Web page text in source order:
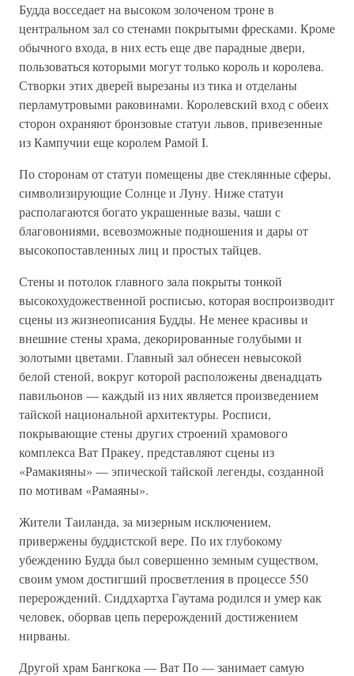
Будда восседает на высоком золоченом троне в
центральном зал со стенами покрытыми фресками. Кроме
обычного входа, в них есть еще две парадные двери,
пользоваться которыми могут только король и королева.
Створки этих дверей вырезаны из тика и отделаны
перламутровыми раковинами. Королевский вход с обеих
сторон охраняют бронзовые статуи львов, привезенные
из Кампучии еще королем Рамой I.
По сторонам от статуи помещены две стеклянные сферы,
символизирующие Солнце и Луну. Ниже статуи
располагаются богато украшенные вазы, чаши с
благовониями, всевозможные подношения и дары от
высокопоставленных лиц и простых тайцев.
Стены и потолок главного зала покрыты тонкой
высокохудожественной росписью, которая воспроизводит
сцены из жизнеописания Будды. Не менее красивы и
внешние стены храма, декорированные голубыми и
золотыми цветами. Главный зал обнесен невысокой
белой стеной, вокруг которой расположены двенадцать
павильонов — каждый из них является произведением
тайской национальной архитектуры. Росписи,
покрывающие стены других строений храмового
комплекса Ват Пракеу, представляют сцены из
«Рамакияны» — эпической тайской легенды, созданной
по мотивам «Рамаяны».
Жители Таиланда, за мизерным исключением,
привержены буддистской вере. По их глубокому
убеждению Будда был совершенно земным существом,
своим умом достигший просветления в процессе 550
перерождений. Сиддхартха Гаутама родился и умер как
человек, оборвав цепь перерождений достижением
нирваны.
Другой храм Бангкока — Ват По — занимает самую